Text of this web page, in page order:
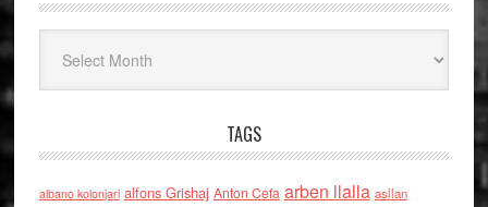
TAGS
albano kolonjari alfons Grishaj Anton Cefa arben llalla asllan